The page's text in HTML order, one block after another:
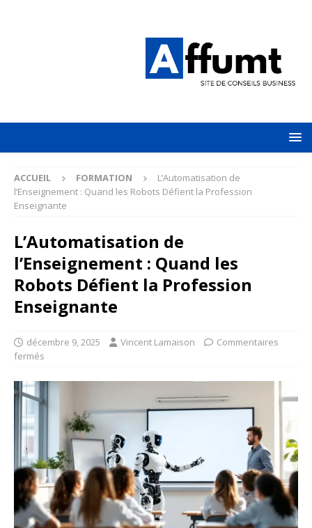
ACCUEIL FORMATION
L’Automatisation de
l’Enseignement : Quand les Robots Défient la Profession
Enseignante
L’Automatisation de
l’Enseignement : Quand les
Robots Défient la Profession
Enseignante
décembre 9, 2025 Vincent Lamaison
Commentaires
fermés